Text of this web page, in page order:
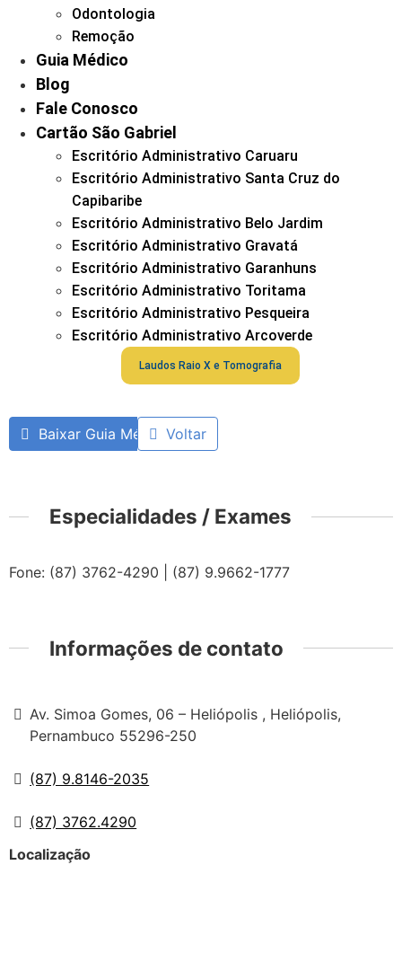
Odontologia
Remoção
Guia Médico
Blog
Fale Conosco
Cartão São Gabriel
Escritório Administrativo Caruaru
Escritório Administrativo Santa Cruz do
Capibaribe
Escritório Administrativo Belo Jardim
Escritório Administrativo Gravatá
Escritório Administrativo Garanhuns
Escritório Administrativo Toritama
Escritório Administrativo Pesqueira
Escritório Administrativo Arcoverde
Laudos Raio X e Tomografia
Baixar Guia MédicoVoltar
Especialidades / Exames
Fone: (87) 3762-4290 | (87) 9.9662-1777
Informações de contato
Av. Simoa Gomes, 06 – Heliópolis , Heliópolis,
Pernambuco 55296-250
(87) 9.8146-2035
(87) 3762.4290
Localização